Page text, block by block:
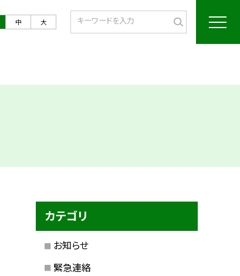
中 大
カテゴリ
お知らせ
緊急連絡